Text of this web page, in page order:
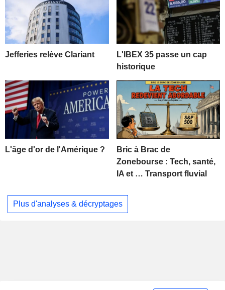
Jefferies relève Clariant
L'IBEX 35 passe un cap
historique
L'âge d'or de l'Amérique ?
Bric à Brac de
Zonebourse : Tech, santé,
IA et … Transport fluvial
Plus d'analyses & décryptages